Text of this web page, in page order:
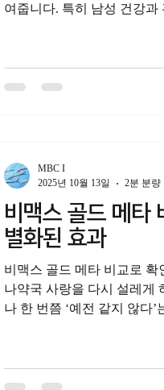
여줍니다. 특히 남성 건강
음 더 가까이 다가갈 수 있
판매가 아닌, 남성분들의
비교하시거나, 비아그라 구
하시는 분들, 비아마켓 이
토하시는 분들까지, 각자의
계십니다. 이 과정에서 천사
거나, 정품센트립구매 를 고
비맥스 골드 메타
별화된 효과
비맥스 골드 메타 비교로
나약국 사랑을 다시 설레게
나 한 번쯤 ‘예전 같지 않다
MBC I
2025년 10월 13일
2분 분량